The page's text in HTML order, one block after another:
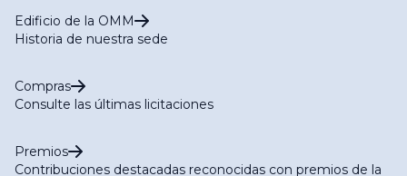
Edificio de la OMM
Historia de nuestra sede
Compras
Consulte las últimas licitaciones
Premios
Contribuciones destacadas reconocidas con premios de la